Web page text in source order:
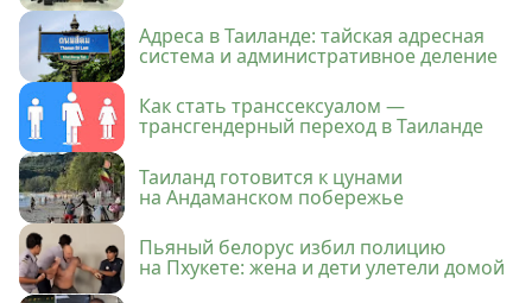
Адреса в Таиланде: тайская адресная
система и административное деление
Как стать транссексуалом —
трансгендерный переход в Таиланде
Таиланд готовится к цунами
на Андаманском побережье
Пьяный белорус избил полицию
на Пхукете: жена и дети улетели домой